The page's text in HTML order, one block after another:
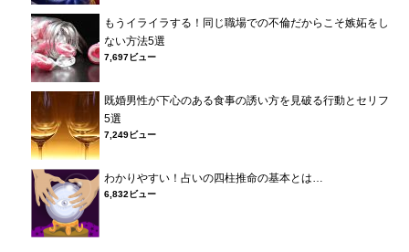
もうイライラする！同じ職場での不倫だからこそ嫉妬をし
ない方法5選
7,697ビュー
既婚男性が下心のある食事の誘い方を見破る行動とセリフ
5選
7,249ビュー
わかりやすい！占いの四柱推命の基本とは…
6,832ビュー